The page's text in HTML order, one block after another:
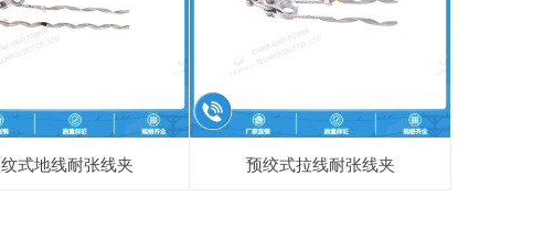
式地线耐张线夹 预绞式拉线耐张线夹